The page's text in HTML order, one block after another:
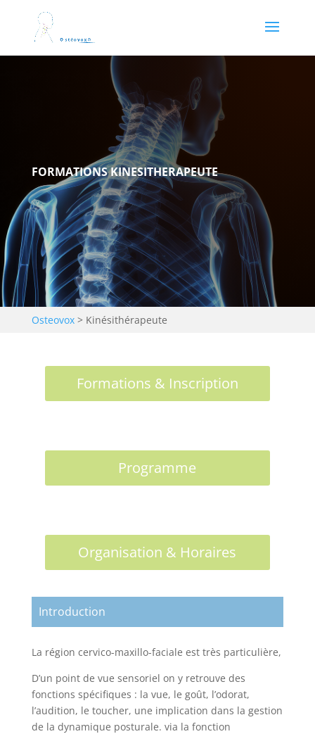
FORMATIONS KINESITHERAPEUTE
Osteovox> Kinésithérapeute
Formations & Inscription
Programme
Organisation & Horaires
Introduction
La région cervico-maxillo-faciale est très particulière,
D’un point de vue sensoriel on y retrouve des
fonctions spécifiques : la vue, le goût, l’odorat,
l’audition, le toucher, une implication dans la gestion
de la dynamique posturale. via la fonction